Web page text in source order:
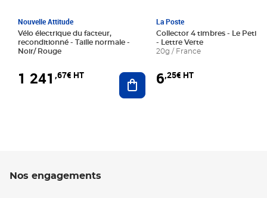
Nouvelle Attitude
Vélo électrique du facteur,
reconditionné - Taille normale -
Noir/ Rouge
1 241 ,67€ HT Ajouter au panier
La Poste
Collector 4 timbres - Le Petit
- Lettre Verte
20g / France
6,25€ HT
Nos engagements